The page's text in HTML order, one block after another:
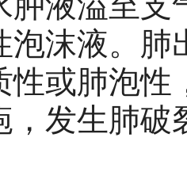
泡沫液。肺
性或肺泡
，发生肺破